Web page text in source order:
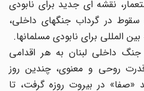
نقشه اى جدید براى نابودى
در گرداب جنگهاى داخلى،
المللى براى نابودى مسلمانها.
داخلى لبنان به هر اقدامى
روحى و معنوى، چندین روز
در بیروت روزه گرفت، تا